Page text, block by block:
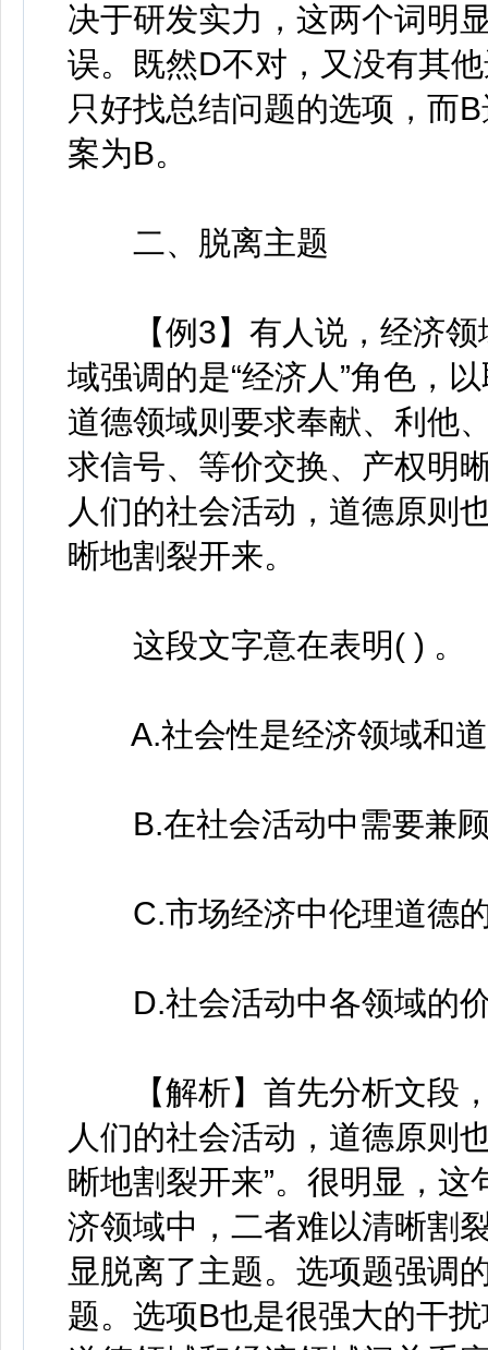
决于研发实力，这两个词明
误。既然D不对，又没有其
只好找总结问题的选项，而
案为B。
二、脱离主题
【例3】有人说，经济领
域强调的是“经济人”角色，
道德领域则要求奉献、利他
求信号、等价交换、产权明
人们的社会活动，道德原则
晰地割裂开来。
这段文字意在表明( ) 。
A.社会性是经济领域和道
B.在社会活动中需要兼顾
C.市场经济中伦理道德的
D.社会活动中各领域的价
【解析】首先分析文段，
人们的社会活动，道德原则
晰地割裂开来”。很明显，
济领域中，二者难以清晰割
显脱离了主题。选项题强调
题。选项B也是很强大的干